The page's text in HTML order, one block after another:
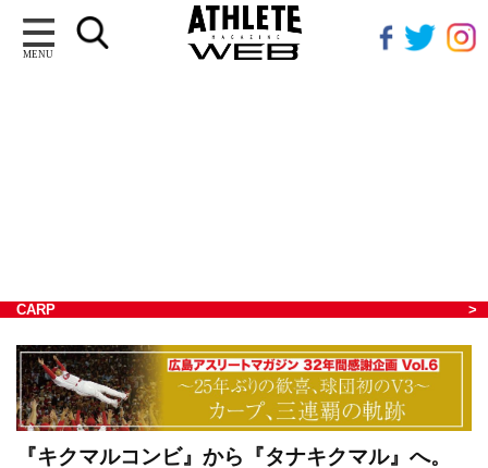
MENU
CARP
『キクマルコンビ』から『タナキクマル』へ。